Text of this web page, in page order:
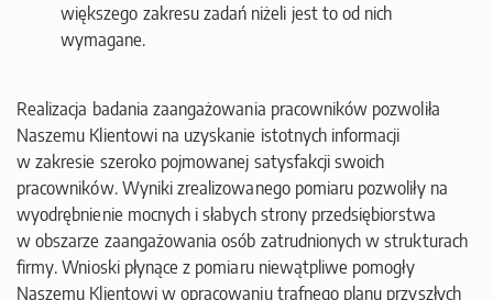
większego zakresu zadań niżeli jest to od nich
wymagane.
Realizacja badania zaangażowania pracowników pozwoliła
Naszemu Klientowi na uzyskanie istotnych informacji
w zakresie szeroko pojmowanej satysfakcji swoich
pracowników. Wyniki zrealizowanego pomiaru pozwoliły na
wyodrębnienie mocnych i słabych strony przedsiębiorstwa
w obszarze zaangażowania osób zatrudnionych w strukturach
firmy. Wnioski płynące z pomiaru niewątpliwe pomogły
Naszemu Klientowi w opracowaniu trafnego planu przyszłych